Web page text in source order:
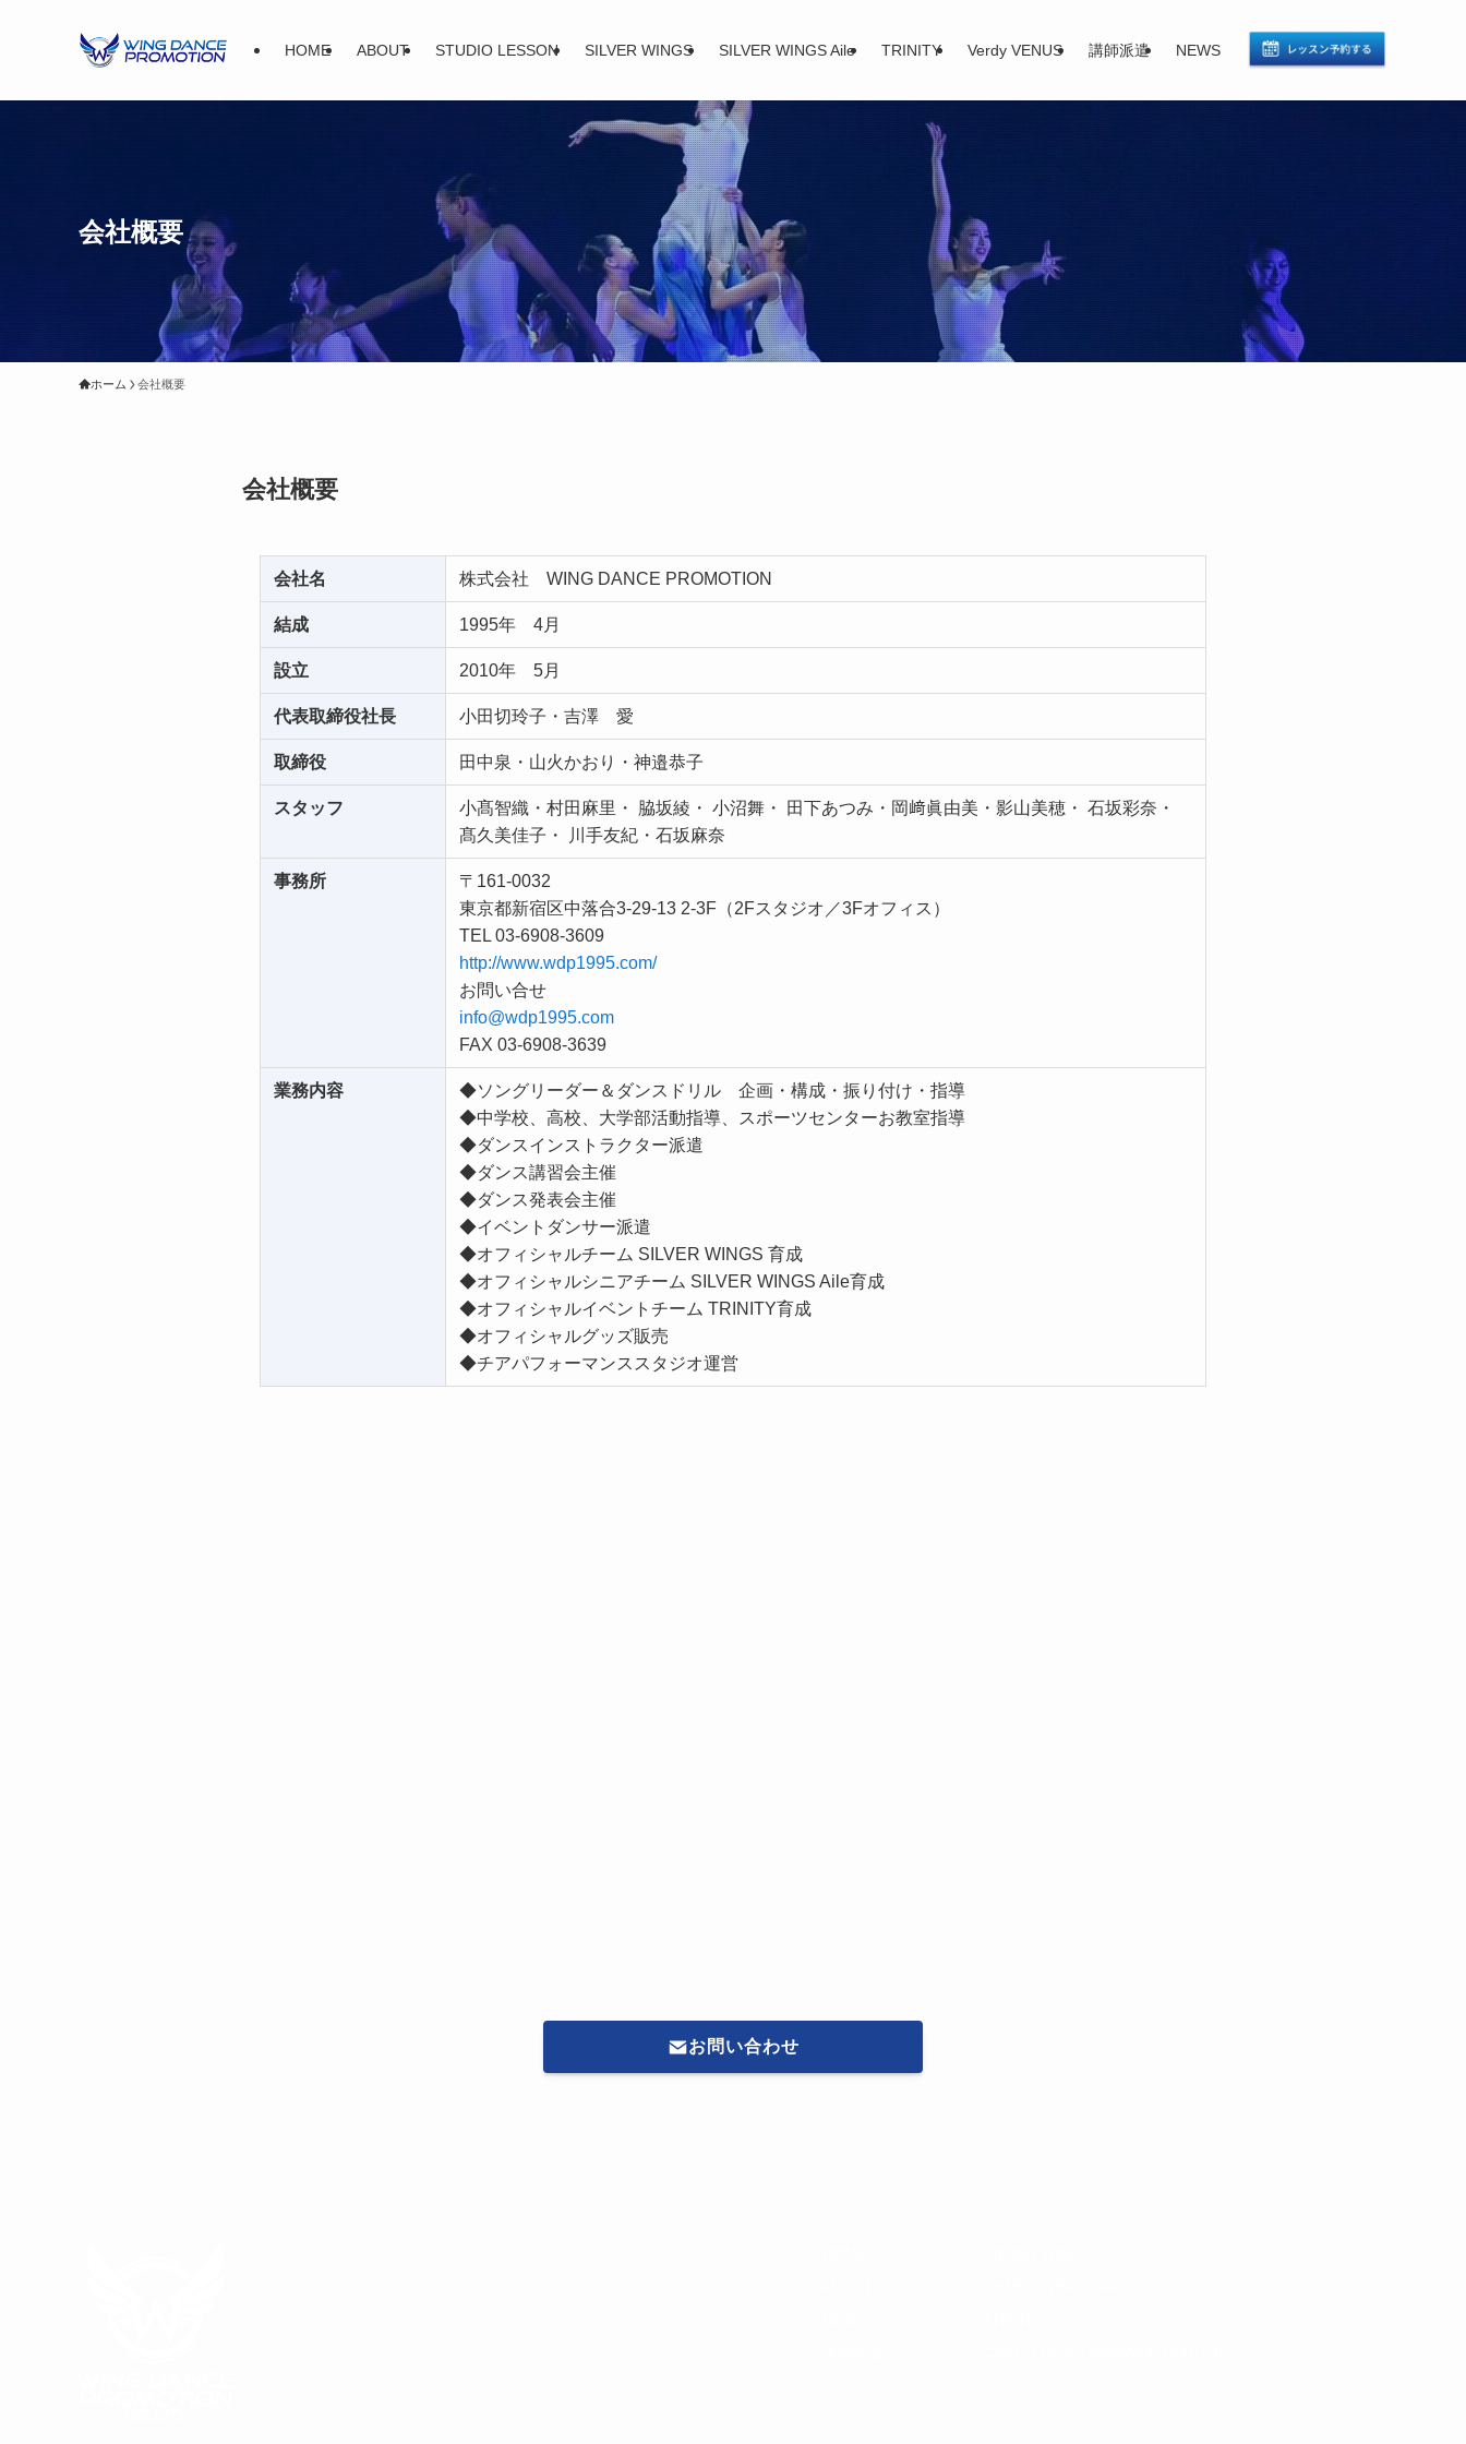
HOME ABOUT STUDIO LESSON SILVER WINGS SILVER WINGS Aile TRINITY Verdy VENUS 講師派遣 NEWS
会社概要
ホーム 会社概要
会社概要
会社名 株式会社 WING DANCE PROMOTION
結成 1995年 4月
設立 2010年 5月
代表取締役社長 小田切玲子・吉澤 愛
取締役 田中泉・山火かおり・神邉恭子
スタッフ
小髙智織・村田麻里・ 脇坂綾・ 小沼舞・ 田下あつみ・岡﨑眞由美・影山美穂・ 石坂彩奈・
髙久美佳子・ 川手友紀・石坂麻奈
事務所
〒161-0032
東京都新宿区中落合3-29-13 2-3F（2Fスタジオ／3Fオフィス）
TEL 03-6908-3609
http://www.wdp1995.com/
お問い合せ
info@wdp1995.com
FAX 03-6908-3639
業務内容
◆ソングリーダー＆ダンスドリル 企画・構成・振り付け・指導
◆中学校、高校、大学部活動指導、スポーツセンターお教室指導
◆ダンスインストラクター派遣
◆ダンス講習会主催
◆ダンス発表会主催
◆イベントダンサー派遣
◆オフィシャルチーム SILVER WINGS 育成
◆オフィシャルシニアチーム SILVER WINGS Aile育成
◆オフィシャルイベントチーム TRINITY育成
◆オフィシャルグッズ販売
◆チアパフォーマンススタジオ運営
お問い合わせ